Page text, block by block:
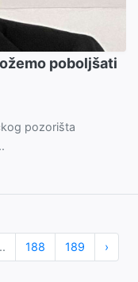
poboljšati
pozorišta
188 189 ›